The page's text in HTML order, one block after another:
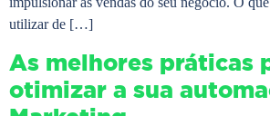
utilizar de […]
As melhores práticas
otimizar a sua